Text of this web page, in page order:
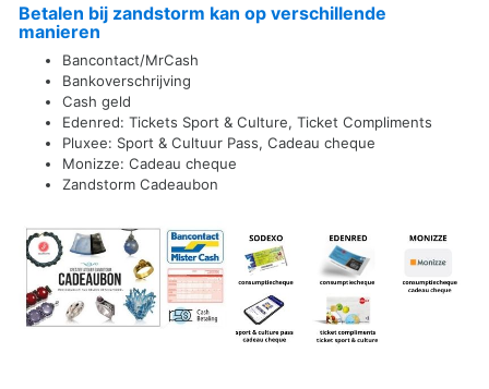
Betalen bij zandstorm kan op verschillende
manieren
Bancontact/MrCash
Bankoverschrijving
Cash geld
Edenred: Tickets Sport & Culture, Ticket Compliments
Pluxee: Sport & Cultuur Pass, Cadeau cheque
Monizze: Cadeau cheque
Zandstorm Cadeaubon